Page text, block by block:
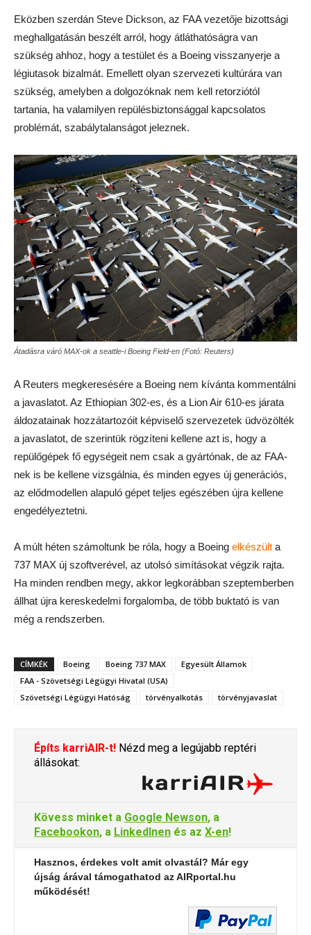
Eközben szerdán Steve Dickson, az FAA vezetője bizottsági
meghallgatásán beszélt arról, hogy átláthatóságra van
szükség ahhoz, hogy a testület és a Boeing visszanyerje a
légiutasok bizalmát. Emellett olyan szervezeti kultúrára van
szükség, amelyben a dolgozóknak nem kell retorziótól
tartania, ha valamilyen repülésbiztonsággal kapcsolatos
problémát, szabálytalanságot jeleznek.
Átadásra váró MAX-ok a seattle-i Boeing Field-en (Fotó: Reuters)
A Reuters megkeresésére a Boeing nem kívánta kommentálni
a javaslatot. Az Ethiopian 302-es, és a Lion Air 610-es járata
áldozatainak hozzátartozóit képviselő szervezetek üdvözölték
a javaslatot, de szerintük rögzíteni kellene azt is, hogy a
repülőgépek fő egységeit nem csak a gyártónak, de az FAA-
nek is be kellene vizsgálnia, és minden egyes új generációs,
az elődmodellen alapuló gépet teljes egészében újra kellene
engedélyeztetni.
A múlt héten számoltunk be róla, hogy a Boeing elkészült a
737 MAX új szoftverével, az utolsó simításokat végzik rajta.
Ha minden rendben megy, akkor legkorábban szeptemberben
állhat újra kereskedelmi forgalomba, de több buktató is van
még a rendszerben.
CÍMKÉK Boeing Boeing 737 MAX
Egyesült Államok
FAA - Szövetségi Légügyi Hivatal (USA)
Szövetségi Légügyi Hatóság
törvényalkotás törvényjavaslat
Építs karriAIR-t! Nézd meg a legújabb reptéri
állásokat:
Kövess minket a Google Newson, a
Facebookon, a LinkedInen és az X-en!
Hasznos, érdekes volt amit olvastál? Már egy
újság árával támogathatod az AIRportal.hu
működését!